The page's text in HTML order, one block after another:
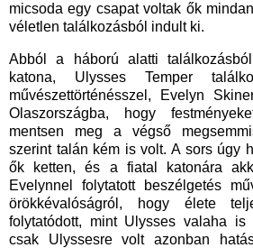
micsoda egy csapat voltak ők
véletlen találkozásból indult ki.
Abból a háború alatti
katona, Ulysses Temper
művészettörténésszel, Evelyn
Olaszországba, hogy
mentsen meg a végső
szerint talán kém is volt. A sors úgy
ők ketten, és a fiatal katonára
Evelynnel folytatott beszélgetés
örökkévalóságról, hogy élete
folytatódott, mint Ulysses valaha
csak Ulyssesre volt azonban